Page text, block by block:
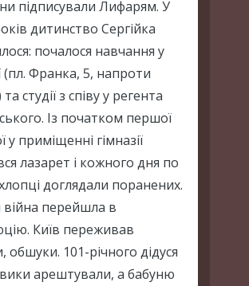
підписували Лифарям. У
дитинство Сергійка
почалося навчання у
(пл. Франка, 5, напроти
студії з співу у регента
Із початком першої
у приміщенні гімназії
лазарет і кожного дня по
доглядали поранених.
перейшла в
Київ переживав
обшуки. 101-річного дідуся
арештували, а бабуню